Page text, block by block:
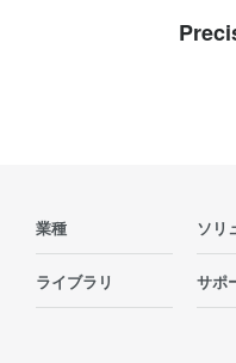
業種 ソリ
ライブラリ サポ